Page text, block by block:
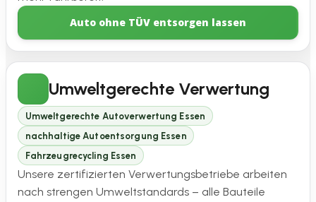
Auto ohne TÜV entsorgen lassen
Umweltgerechte Verwertung
Umweltgerechte Autoverwertung Essen
nachhaltige Autoentsorgung Essen
Fahrzeugrecycling Essen
Unsere zertifizierten Verwertungsbetriebe arbeiten
nach strengen Umweltstandards – alle Bauteile